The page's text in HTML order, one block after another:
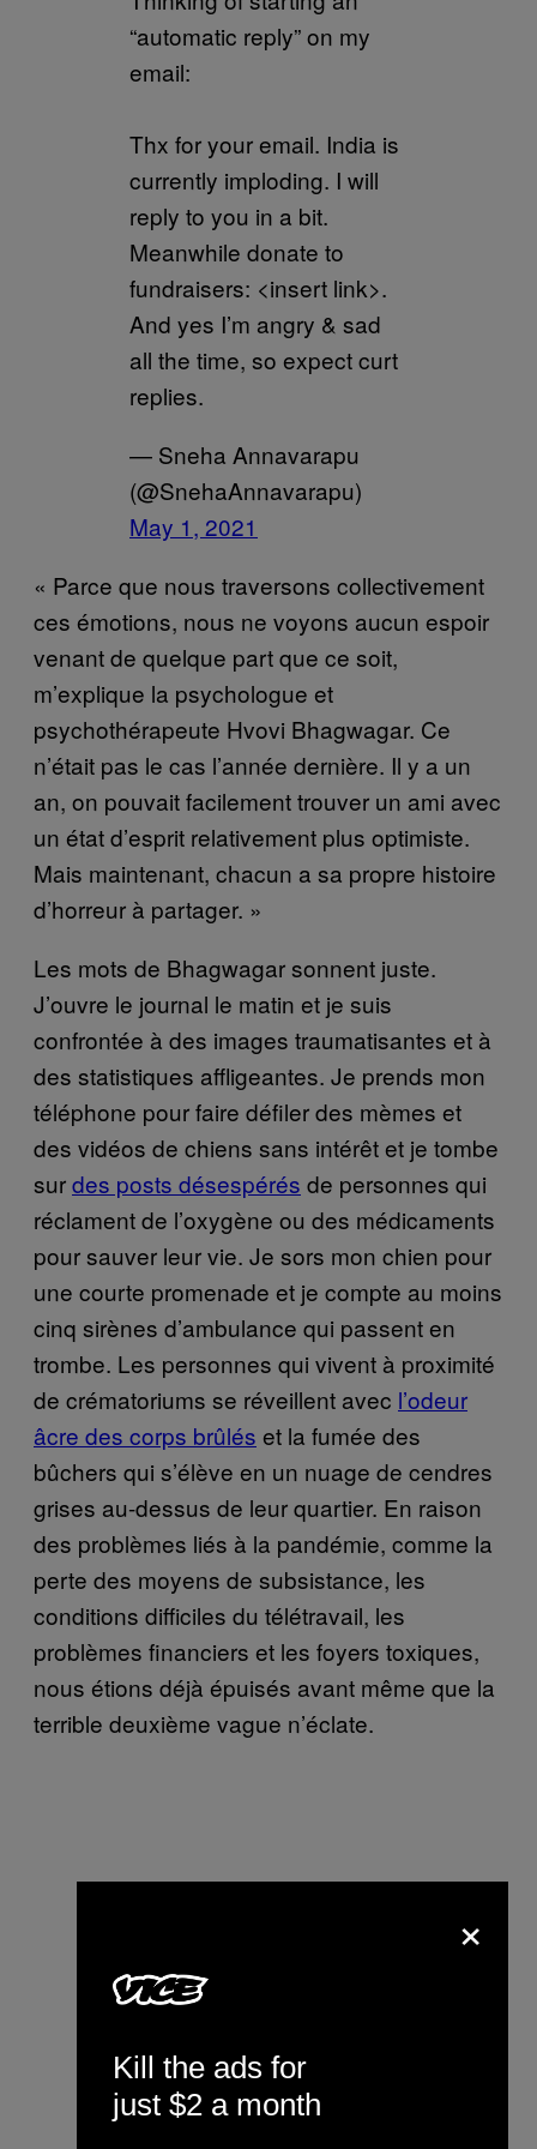
“automatic reply” on my
email:
Thx for your email. India is
currently imploding. I will
reply to you in a bit.
Meanwhile donate to
fundraisers: <insert link>.
And yes I’m angry & sad
all the time, so expect curt
replies.
— Sneha Annavarapu
(@SnehaAnnavarapu)
May 1, 2021
« Parce que nous traversons collectivement
ces émotions, nous ne voyons aucun espoir
venant de quelque part que ce soit,
m’explique la psychologue et
psychothérapeute Hvovi Bhagwagar. Ce
n’était pas le cas l’année dernière. Il y a un
an, on pouvait facilement trouver un ami avec
un état d’esprit relativement plus optimiste.
Mais maintenant, chacun a sa propre histoire
d’horreur à partager. »
Les mots de Bhagwagar sonnent juste.
J’ouvre le journal le matin et je suis
confrontée à des images traumatisantes et à
des statistiques affligeantes. Je prends mon
téléphone pour faire défiler des mèmes et
des vidéos de chiens sans intérêt et je tombe
surdes posts désespérés de personnes qui
réclament de l’oxygène ou des médicaments
pour sauver leur vie. Je sors mon chien pour
une courte promenade et je compte au moins
cinq sirènes d’ambulance qui passent en
trombe. Les personnes qui vivent à proximité
de crématoriums se réveillent avec l’odeur
âcre des corps brûlés et la fumée des
bûchers qui s’élève en un nuage de cendres
grises au-dessus de leur quartier. En raison
des problèmes liés à la pandémie, comme la
perte des moyens de subsistance, les
conditions difficiles du télétravail, les
problèmes financiers et les foyers toxiques,
nous étions déjà épuisés avant même que la
terrible deuxième vague n’éclate.
×
Kill the ads for
just $2 a month